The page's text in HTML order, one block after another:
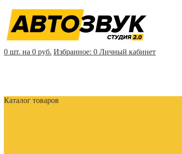
0 шт. на 0 руб. Избранное: 0 Личный кабинет
Каталог товаров